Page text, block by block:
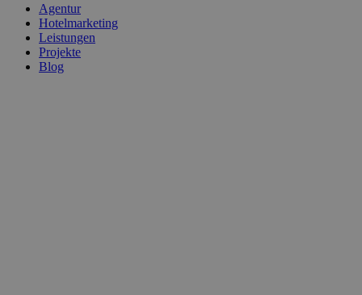
Agentur
Hotelmarketing
Leistungen
Projekte
Blog